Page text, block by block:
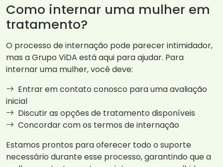
Como internar uma mulher em
tratamento?
O processo de internação pode parecer intimidador,
mas a Grupo ViDA está aqui para ajudar. Para
internar uma mulher, você deve:
Entrar em contato conosco para uma avaliação
inicial
Discutir as opções de tratamento disponíveis
Concordar com os termos de internação
Estamos prontos para oferecer todo o suporte
necessário durante esse processo, garantindo que a